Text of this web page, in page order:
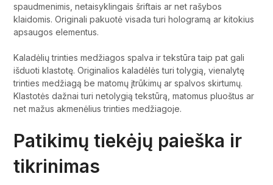
spaudmenimis, netaisyklingais šriftais ar net rašybos
klaidomis. Originali pakuotė visada turi hologramą ar kitokius
apsaugos elementus.
Kaladėlių trinties medžiagos spalva ir tekstūra taip pat gali
išduoti klastotę. Originalios kaladėlės turi tolygią, vienalytę
trinties medžiagą be matomų įtrūkimų ar spalvos skirtumų.
Klastotės dažnai turi netolygią tekstūrą, matomus pluoštus ar
net mažus akmenėlius trinties medžiagoje.
Patikimų tiekėjų paieška ir
tikrinimas